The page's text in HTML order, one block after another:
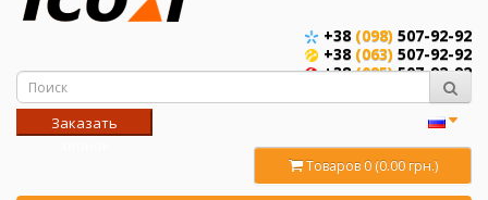
+38 (098) 507-92-92
+38 (063) 507-92-92
+38(095)507-92-92
Заказать
Товаров 0 (0.00 грн.)